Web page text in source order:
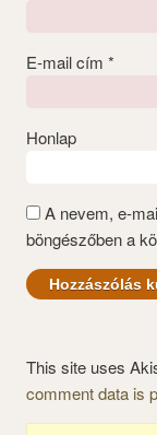
E-mail cím *
Honlap
A nevem, e-
böngészőben a
This site uses
comment data is